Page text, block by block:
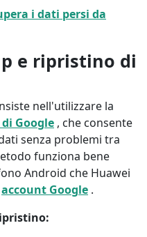
i dati persi da
e ripristino di
nell'utilizzare la
Google , che consente
senza problemi tra
funziona bene
Android che Huawei
account Google .